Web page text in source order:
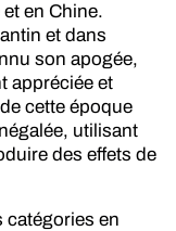
en Chine.
et dans
son apogée,
appréciée et
cette époque
utilisant
des effets de
catégories en